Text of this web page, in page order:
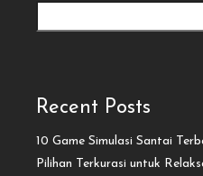
Recent Posts
10 Game Simulasi Santai
Pilihan Terkurasi untuk